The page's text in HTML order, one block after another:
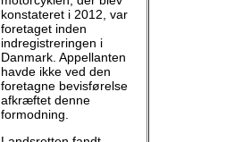
konstateret i 2012, var
foretaget inden
indregistreringen i
Danmark. Appellanten
havde ikke ved den
foretagne bevisførelse
afkræftet denne
formodning.